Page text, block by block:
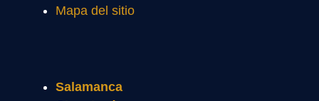
Mapa del sitio
Salamanca